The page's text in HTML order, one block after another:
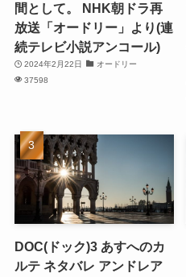
間として。 NHK朝ドラ再
放送「オードリー」より(連
続テレビ小説アンコール)
2024年2月22日
オードリー
37598
DOC(ドック)3 あすへのカ
ルテ ネタバレ アンドレア